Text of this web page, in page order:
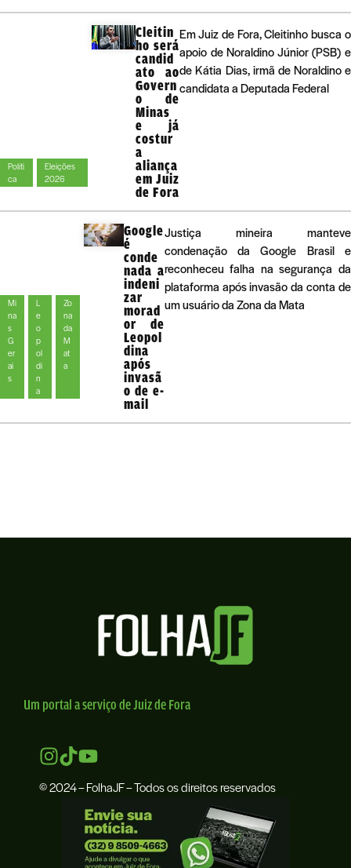
Políti
ca
Eleições
2026
Cleitin
ho será
candid
ato ao
Govern
o de
Minas
e já
costur
a
aliança
em Juiz
de Fora
Em Juiz de Fora, Cleitinho busca o
apoio de Noraldino Júnior (PSB) e
de Kátia Dias, irmã de Noraldino e
candidata a Deputada Federal
Mi
na
s
G
er
ai
s
L
e
o
p
ol
di
n
a
Zo
na
da
M
at
a
Google
é
conde
nada a
indeni
zar
morad
or de
Leopol
dina
após
invasã
o de e-
mail
Justiça mineira manteve
condenação da Google Brasil e
reconheceu falha na segurança da
plataforma após invasão da conta de
um usuário da Zona da Mata
Um portal a serviço de Juiz de Fora
© 2024 – FolhaJF – Todos os direitos reservados